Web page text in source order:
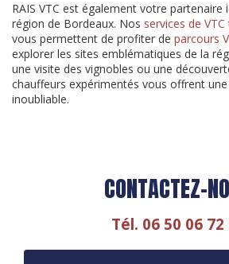
RAIS VTC est également votre partenaire
région de Bordeaux. Nos services de
vous permettent de profiter de parcours
explorer les sites emblématiques de la
une visite des vignobles ou une
chauffeurs expérimentés vous offrent
inoubliable.
CONTACTEZ-
Tél. 06 50 06 72